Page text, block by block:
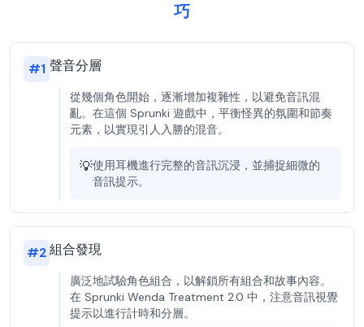
巧
#1 聲音分層
從幾個角色開始，逐漸增加複雜性，以避免音訊混
亂。在這個 Sprunki 遊戲中，平衡怪異的氛圍和節奏
元素，以實現引人入勝的混音。
💡使用耳機進行完整的音訊沉浸，並捕捉細微的
音訊提示。
#2組合發現
廣泛地試驗角色組合，以解鎖所有組合和故事內容。
在 Sprunki Wenda Treatment 2.0 中，注意音訊視覺
提示以進行計時和分層。